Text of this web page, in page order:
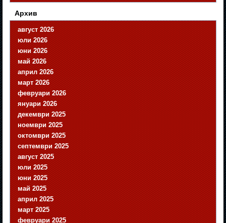
Архив
август 2026
юли 2026
юни 2026
май 2026
април 2026
март 2026
февруари 2026
януари 2026
декември 2025
ноември 2025
октомври 2025
септември 2025
август 2025
юли 2025
юни 2025
май 2025
април 2025
март 2025
февруари 2025